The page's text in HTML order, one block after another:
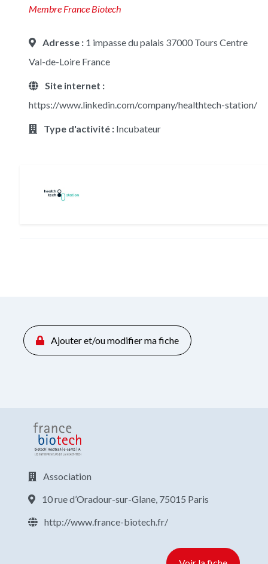
Ajouter et/ou modifier ma fiche
Association
10 rue d’Oradour-sur-Glane, 75015 Paris
http://www.france-biotech.fr/
Membre France Biotech
Adresse : 1 impasse du palais 37000 Tours Centre
Val-de-Loire France
Site internet :
https://www.linkedin.com/company/healthtech-station/
Type d'activité : Incubateur